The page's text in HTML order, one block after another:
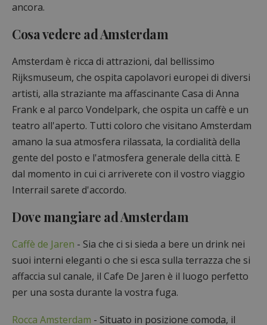
ancora.
Cosa vedere ad Amsterdam
Amsterdam è ricca di attrazioni, dal bellissimo
Rijksmuseum, che ospita capolavori europei di diversi
artisti, alla straziante ma affascinante Casa di Anna
Frank e al parco Vondelpark, che ospita un caffè e un
teatro all'aperto. Tutti coloro che visitano Amsterdam
amano la sua atmosfera rilassata, la cordialità della
gente del posto e l'atmosfera generale della città. E
dal momento in cui ci arriverete con il vostro viaggio
Interrail sarete d'accordo.
Dove mangiare ad Amsterdam
Caffè de Jaren - Sia che ci si sieda a bere un drink nei
suoi interni eleganti o che si esca sulla terrazza che si
affaccia sul canale, il Cafe De Jaren è il luogo perfetto
per una sosta durante la vostra fuga.
Rocca Amsterdam - Situato in posizione comoda, il